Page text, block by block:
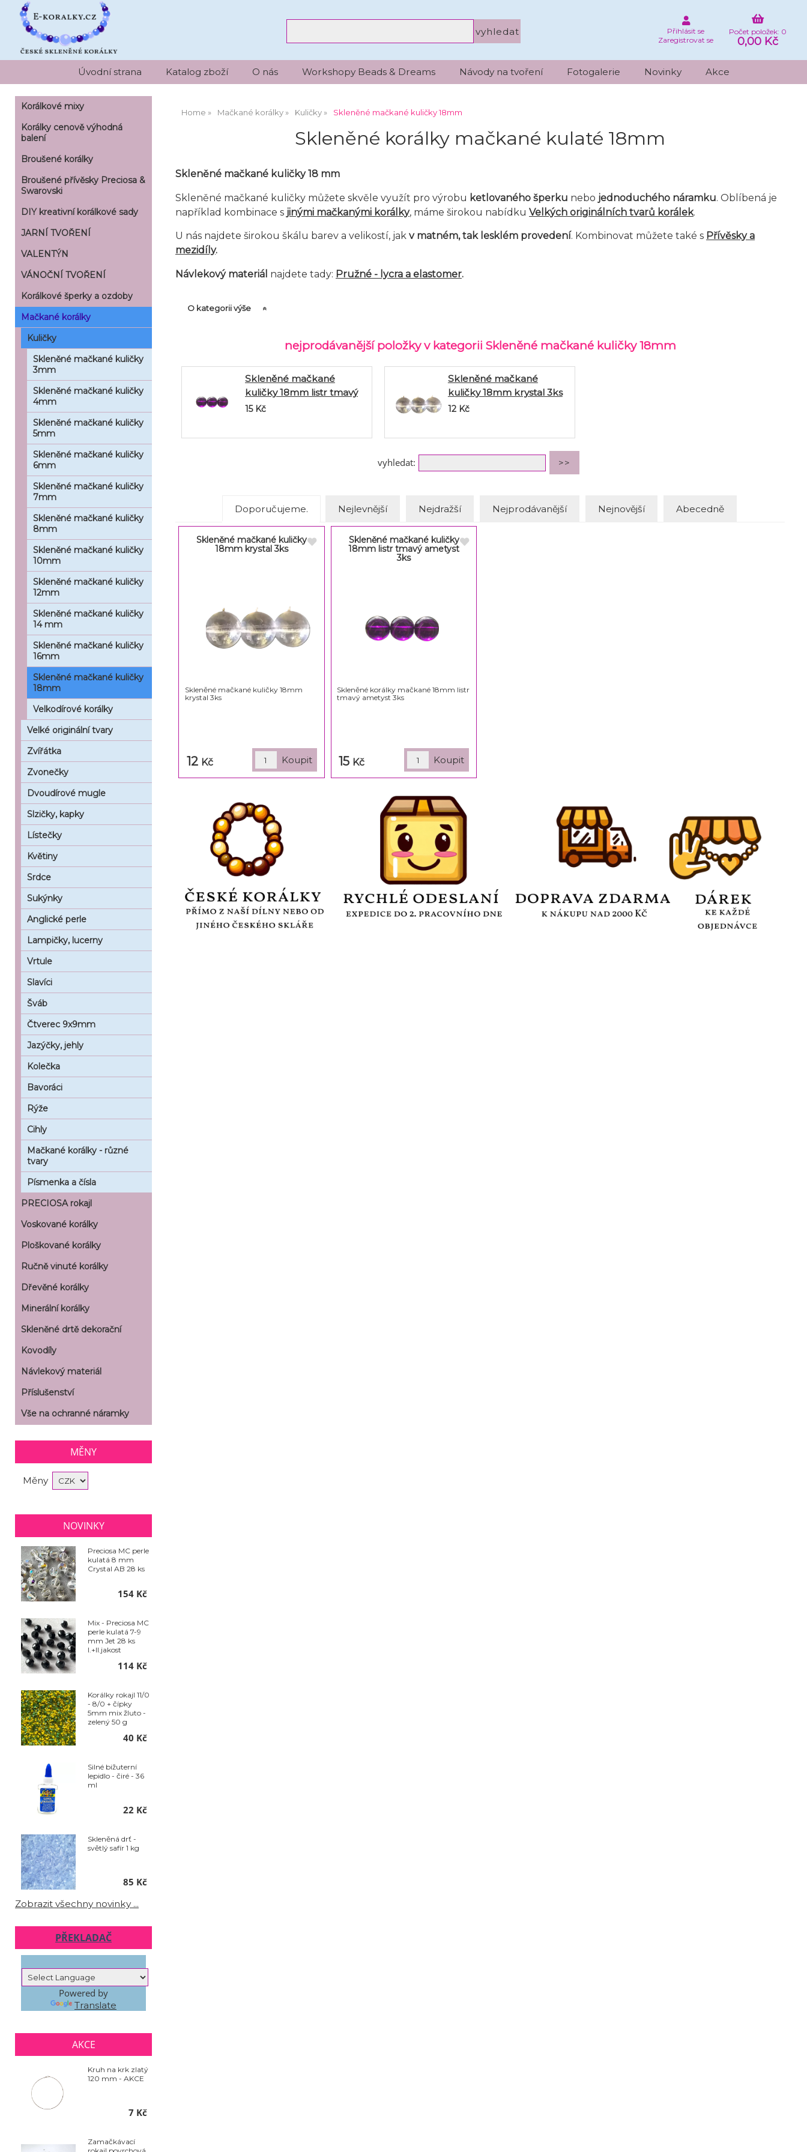
Počet položek: 0
0,00 Kč
Přihlásit se
Zaregistrovat se
Úvodní strana Katalog zboží O nás Workshopy Beads & Dreams Návody na tvoření Fotogalerie Novinky Akce
Home Mačkané korálky Kuličky Skleněné mačkané kuličky 18mm
Skleněné korálky mačkané kulaté 18mm
Skleněné mačkané kuličky 18 mm
Skleněné mačkané kuličky můžete skvěle využít pro výrobu ketlovaného šperku nebo jednoduchého náramku. Oblíbená je
například kombinace s jinými mačkanými korálky, máme širokou nabídku Velkých originálních tvarů korálek.
U nás najdete širokou škálu barev a velikostí, jak v matném, tak lesklém provedení. Kombinovat můžete také s Přívěsky a
mezidíly.
Návlekový materiál najdete tady: Pružné - lycra a elastomer.
O kategorii výše
nejprodávanější položky v kategorii Skleněné mačkané kuličky 18mm
Skleněné mačkané
kuličky 18mm listr tmavý
ametyst 3ks
15 Kč
Skleněné mačkané
kuličky 18mm krystal 3ks
12 Kč
vyhledat:
Doporučujeme. Nejlevnější Nejdražší Nejprodávanější Nejnovější Abecedně
Skleněné mačkané kuličky
18mm krystal 3ks
Skleněné mačkané kuličky 18mm
krystal 3ks
12 Kč
Skleněné mačkané kuličky
18mm listr tmavý ametyst
3ks
Skleněné korálky mačkané 18mm listr
tmavý ametyst 3ks
15 Kč
Korálkové mixy
Korálky cenově výhodná
balení
Broušené korálky
Broušené přívěsky Preciosa &
Swarovski
DIY kreativní korálkové sady
JARNÍ TVOŘENÍ
VALENTÝN
VÁNOČNÍ TVOŘENÍ
Korálkové šperky a ozdoby
Mačkané korálky
Kuličky
Skleněné mačkané kuličky
3mm
Skleněné mačkané kuličky
4mm
Skleněné mačkané kuličky
5mm
Skleněné mačkané kuličky
6mm
Skleněné mačkané kuličky
7mm
Skleněné mačkané kuličky
8mm
Skleněné mačkané kuličky
10mm
Skleněné mačkané kuličky
12mm
Skleněné mačkané kuličky
14 mm
Skleněné mačkané kuličky
16mm
Skleněné mačkané kuličky
18mm
Velkodírové korálky
Velké originální tvary
Zvířátka
Zvonečky
Dvoudírové mugle
Slzičky, kapky
Lístečky
Květiny
Srdce
Sukýnky
Anglické perle
Lampičky, lucerny
Vrtule
Slavíci
Šváb
Čtverec 9x9mm
Jazýčky, jehly
Kolečka
Bavoráci
Rýže
Cihly
Mačkané korálky - různé
tvary
Písmenka a čísla
PRECIOSA rokajl
Voskované korálky
Ploškované korálky
Ručně vinuté korálky
Dřevěné korálky
Minerální korálky
Skleněné drtě dekorační
Kovodíly
Návlekový materiál
Příslušenství
Vše na ochranné náramky
MĚNY
Měny
NOVINKY
Preciosa MC perle
kulatá 8 mm
Crystal AB 28 ks
154 Kč
Mix - Preciosa MC
perle kulatá 7-9
mm Jet 28 ks
I.+II.jakost
114 Kč
Korálky rokajl 11/0
- 8/0 + čípky
5mm mix žluto -
zelený 50 g
40 Kč
Silné bižuterní
lepidlo - čiré - 36
ml
22 Kč
Skleněná drť -
světlý safír 1 kg
85 Kč
Zobrazit všechny novinky ...
PŘEKLADAČ
Powered by
Translate
AKCE
Kruh na krk zlatý
120 mm - AKCE
7 Kč
Zamačkávací